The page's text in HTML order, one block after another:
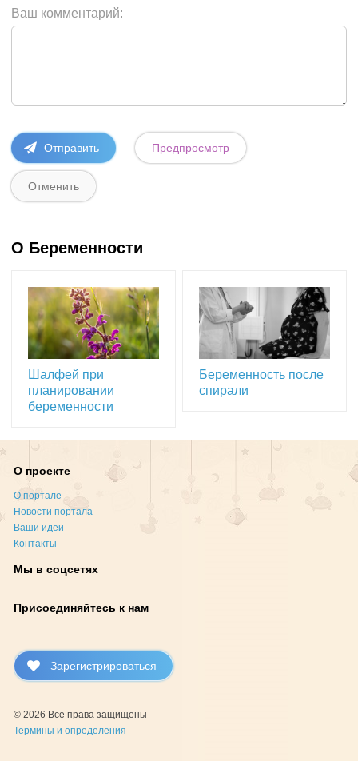
Ваш комментарий:
О Беременности
Шалфей при
планировании
беременности
Беременность после
спирали
О проекте
О портале
Новости портала
Ваши идеи
Контакты
Мы в соцсетях
Присоединяйтесь к нам
Зарегистрироваться
© 2026 Все права защищены
Термины и определения